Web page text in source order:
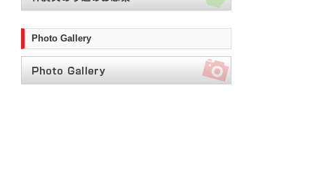
Photo Gallery